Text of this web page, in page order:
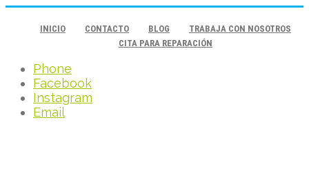
INICIO CONTACTO BLOG
TRABAJA CON NOSOTROS
CITA PARA REPARACIÓN
Phone
Facebook
Instagram
Email